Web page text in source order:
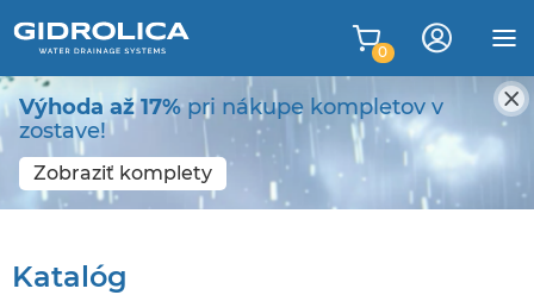
Výhoda až 17%pri nákupe kompletov v
zostave!
Zobraziť komplety
0
Katalóg